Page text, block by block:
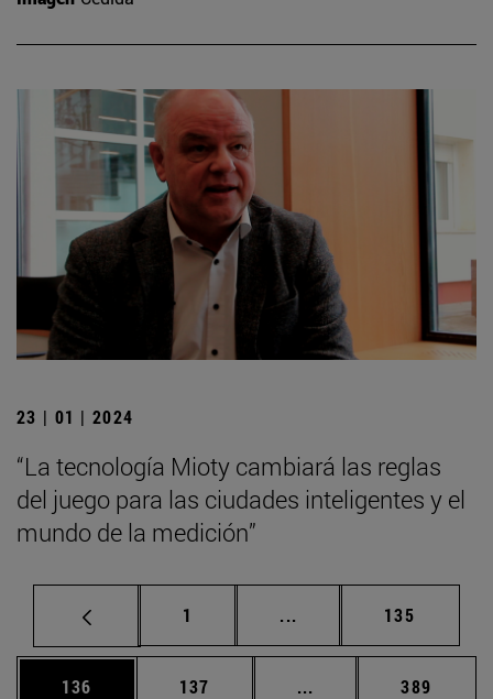
23 | 01 | 2024
“La tecnología Mioty cambiará las reglas
del juego para las ciudades inteligentes y el
mundo de la medición”
Página
1 ... Páginas intermedias
Página
135
Página
136 Página
137 ... Páginas intermedias
Página
389